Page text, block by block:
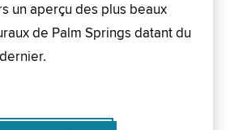
un aperçu des plus beaux
de Palm Springs datant du